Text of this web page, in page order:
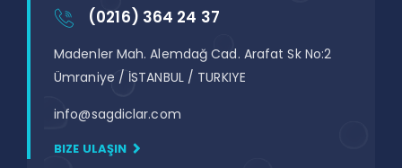
(0216) 364 24 37
Madenler Mah. Alemdağ Cad. Arafat Sk No:2
Ümraniye / İSTANBUL / TURKIYE
info@sagdiclar.com
BIZE ULAŞIN